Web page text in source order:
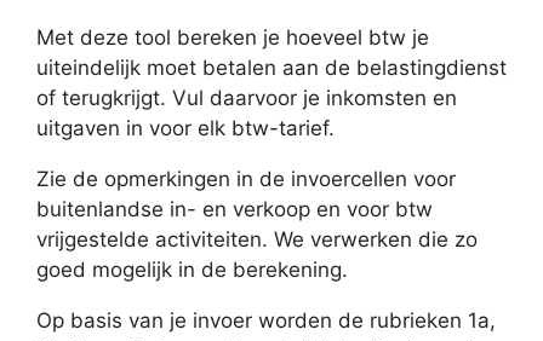
Met deze tool bereken je hoeveel btw je
uiteindelijk moet betalen aan de belastingdienst
of terugkrijgt. Vul daarvoor je inkomsten en
uitgaven in voor elk btw-tarief.
Zie de opmerkingen in de invoercellen voor
buitenlandse in- en verkoop en voor btw
vrijgestelde activiteiten. We verwerken die zo
goed mogelijk in de berekening.
Op basis van je invoer worden de rubrieken 1a,